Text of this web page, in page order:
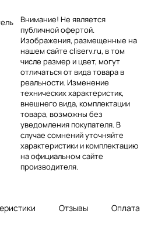
Внимание! Не является
публичной офертой.
Изображения, размещенные на
нашем сайте cliserv.ru, в том
числе размер и цвет, могут
отличаться от вида товара в
реальности. Изменение
технических характеристик,
внешнего вида, комплектации
товара, возможны без
уведомления покупателя. В
случае сомнений уточняйте
характеристики и комплектацию
на официальном сайте
производителя.
Отзывы Оплата